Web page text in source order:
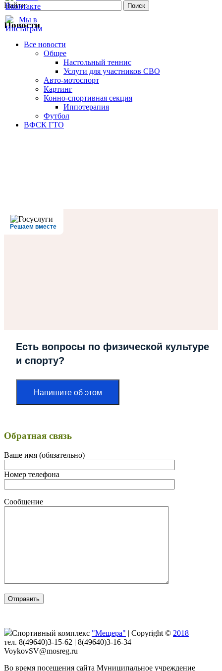
Найти:
Новости
Все новости
Oбщее
Настольный теннис
Услуги для участников СВО
Авто-мотоспорт
Картинг
Конно-спортивная секция
Иппотерапия
Футбол
ВФСК ГТО
Решаем вместе
Есть вопросы по физической культуре
и спорту?
Напишите об этом
Обратная связь
Ваше имя (обязательно)
Номер телефона
Сообщение
Спортивный комплекс "Мещера" | Copyright © 2018
тел. 8(49640)3-15-62 | 8(49640)3-16-34
VoykovSV@mosreg.ru
Во время посещения сайта Муниципальное учреждение